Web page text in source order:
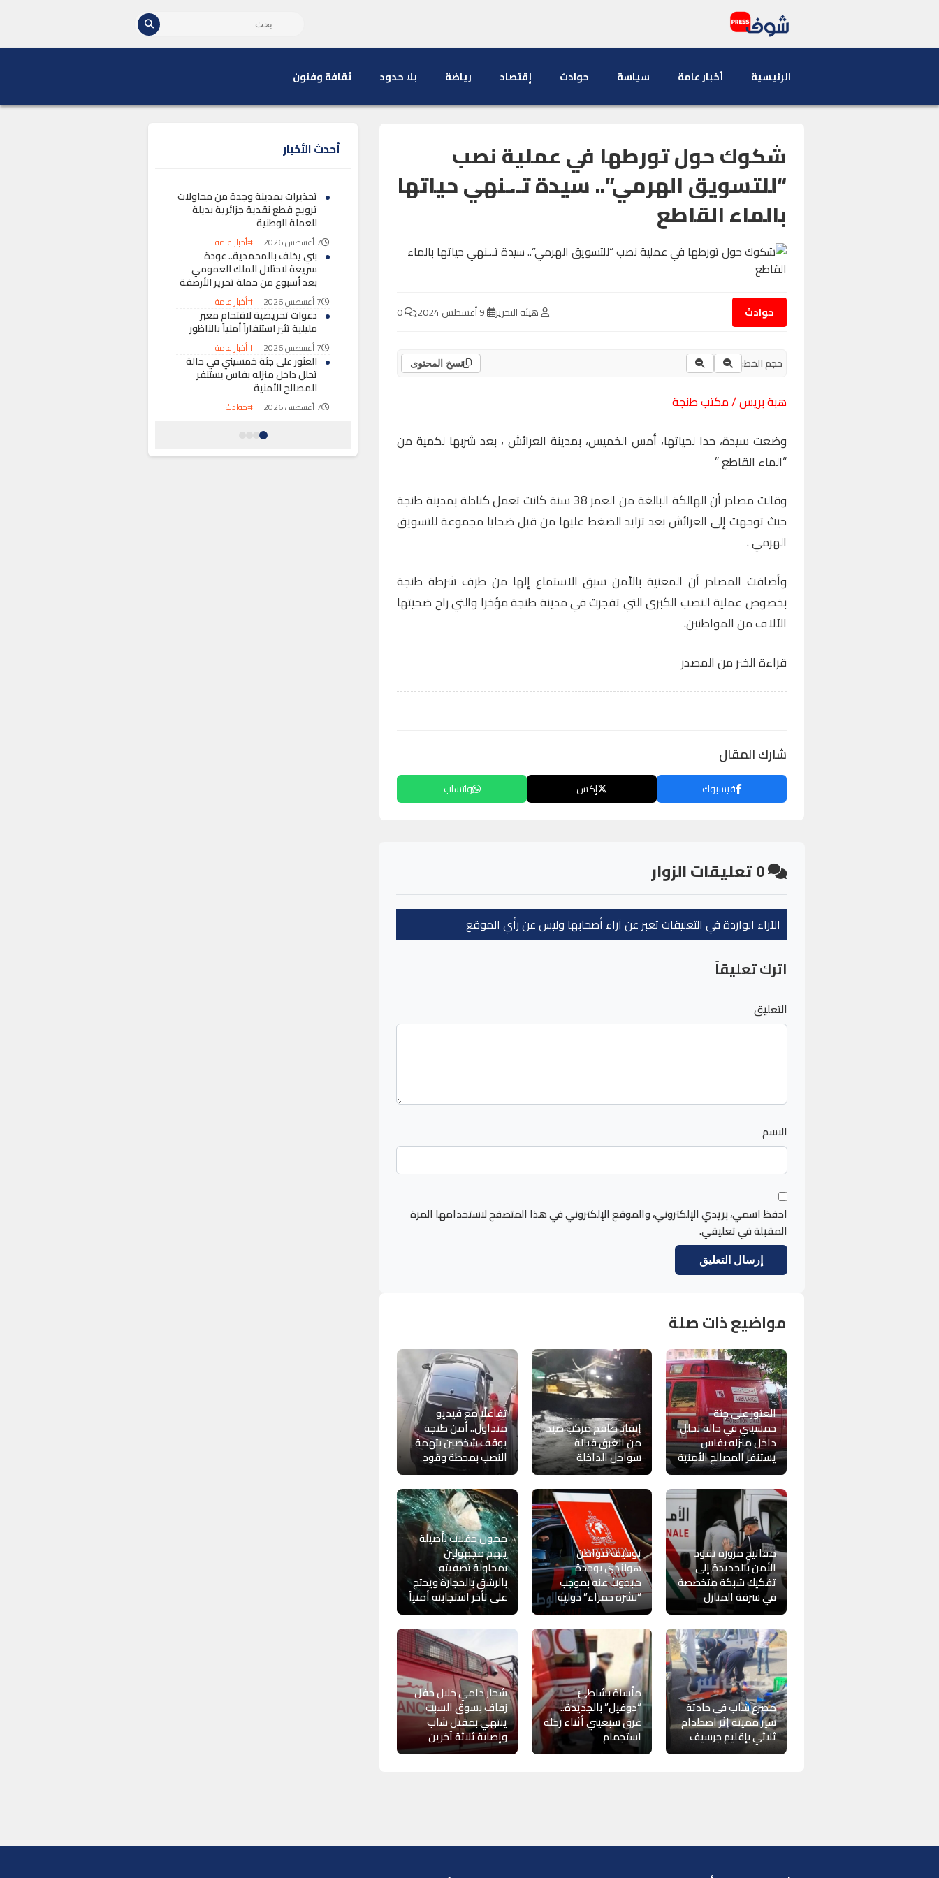
الرئيسية أخبار عامة سياسة حوادث إقتصاد رياضة بلا حدود ثقافة وفنون
شكوك حول تورطها في عملية نصب
“للتسويق الهرمي”.. سيدة تـ.ـنهي حياتها
بالماء القاطع
حوادث هيئة التحرير
حجم الخط: نسخ المحتوى
هبة بريس / مكتب طنجة
وضعت سيدة، حدا لحياتها، أمس الخميس، بمدينة العرائش ، بعد شربها لكمية من
“الماء القاطع ”
وقالت مصادر أن الهالكة البالغة من العمر 38 سنة كانت تعمل كنادلة بمدينة طنجة
حيث توجهت إلى العرائش بعد تزايد الضغط عليها من قبل ضحايا مجموعة للتسويق
الهرمي .
وأضافت المصادر أن المعنية بالأمن سبق الاستماع إلها من طرف شرطة طنجة
بخصوص عملية النصب الكبرى التي تفجرت في مدينة طنجة مؤخرا والتي راح ضحيتها
الآلاف من المواطنين.
قراءة الخبر من المصدر
شارك المقال
فيسبوك إكس واتساب
0تعليقات الزوار
الآراء الواردة في التعليقات تعبر عن آراء أصحابها وليس عن رأي الموقع
اترك تعليقاً
التعليق
الاسم
احفظ اسمي، بريدي الإلكتروني، والموقع الإلكتروني في هذا المتصفح لاستخدامها المرة
المقبلة في تعليقي.
مواضيع ذات صلة
العثور على جثة
خمسيني في حالة تحلل
داخل منزله بفاس
يستنفر المصالح الأمنية
إنقاذ طاقم مركب صيد
من الغرق قبالة
سواحل الداخلة
تفاعلًا مع فيديو
متداول.. أمن طنجة
يوقف شخصين بتهمة
النصب بمحطة وقود
مفاتيح مزورة تقود
الأمن بالجديدة إلى
تفكيك شبكة متخصصة
في سرقة المنازل
توقيف مواطن
هولندي بوجدة
مبحوث عنه بموجب
“نشرة حمراء” دولية
ممون حفلات بأصيلة
يتهم مجهولين
بمحاولة تصفيته
بالرشق بالحجارة ويحتج
على تأخر استجابته أمنياً
مصرع شاب في حادثة
سير مميتة إثر اصطدام
ثلاثي بإقليم جرسيف
مأساة بشاطئ
“دوفيل” بالجديدة..
غرق سبعيني أثناء رحلة
استجمام
شجار دامي خلال حفل
زفاف بسوق السبت
ينتهي بمقتل شاب
وإصابة ثلاثة آخرين
أحدث الأخبار
تحذيرات بمدينة وجدة من محاولات
ترويج قطع نقدية جزائرية بديلة
للعملة الوطنية
7 أغسطس 2026 #أخبار عامة
بني يخلف بالمحمدية.. عودة
سريعة لاحتلال الملك العمومي
بعد أسبوع من حملة تحرير الأرصفة
7 أغسطس 2026 #أخبار عامة
دعوات تحريضية لاقتحام معبر
مليلية تثير استنفاراً أمنياً بالناظور
7 أغسطس 2026 #أخبار عامة
العثور على جثة خمسيني في حالة
تحلل داخل منزله بفاس يستنفر
المصالح الأمنية
7 أغسطس 2026 #حوادث
بـ”مقاطعة الأطلس” في فاس
الجهة